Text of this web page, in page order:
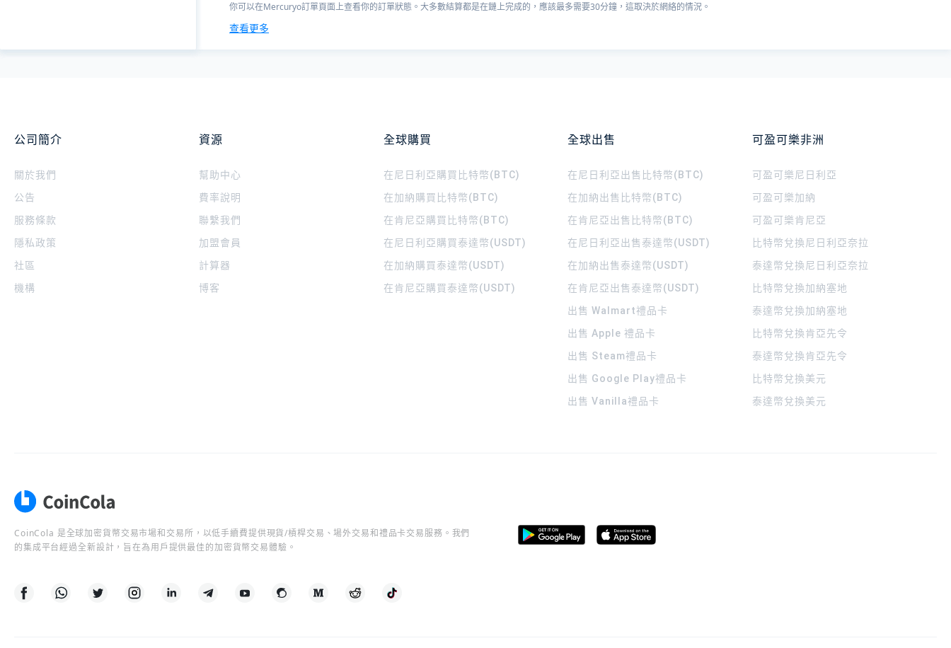
你可以在Mercuryo訂單頁面上查看你的訂單狀態。大多數結算都是在鏈上完成的，應該最多需要30分鐘，這取決於網絡的情況。
查看更多
公司簡介
關於我們
公告
服務條款
隱私政策
社區
機構
資源
幫助中心
費率說明
聯繫我們
加盟會員
計算器
博客
全球購買
在尼日利亞購買比特幣(BTC)
在加納購買比特幣(BTC)
在肯尼亞購買比特幣(BTC)
在尼日利亞購買泰達幣(USDT)
在加納購買泰達幣(USDT)
在肯尼亞購買泰達幣(USDT)
全球出售
在尼日利亞出售比特幣(BTC)
在加納出售比特幣(BTC)
在肯尼亞出售比特幣(BTC)
在尼日利亞出售泰達幣(USDT)
在加納出售泰達幣(USDT)
在肯尼亞出售泰達幣(USDT)
出售 Walmart禮品卡
出售 Apple 禮品卡
出售 Steam禮品卡
出售 Google Play禮品卡
出售 Vanilla禮品卡
可盈可樂非洲
可盈可樂 尼日利亞
可盈可樂加納
可盈可樂肯尼亞
比特幣兌換尼日利亞奈拉
泰達幣兌換尼日利亞奈拉
比特幣兌換加納塞地
泰達幣兌換加納塞地
比特幣兌換肯亞先令
泰達幣兌換肯亞先令
比特幣兌換美元
泰達幣兌換美元
CoinCola 是全球加密貨幣交易市場和交易所，以低手續費提供現貨/槓桿交易、場外交易和禮品卡交易服務。我們
的集成平台經過全新設計，旨在為用戶提供最佳的加密貨幣交易體驗。